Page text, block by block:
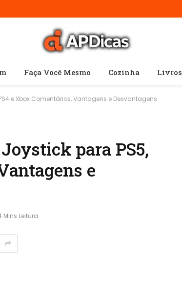
Faça Você Mesmo Cozinha Livros
e Xbox Comentários, Vantagens e Desvantagens
para PS5,
e
Mins Leitura